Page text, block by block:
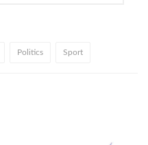
Politics Sport